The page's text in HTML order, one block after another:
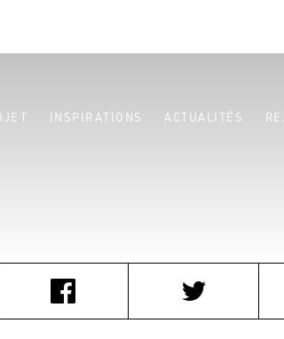
INSPIRATIONS ACTUALITÉS